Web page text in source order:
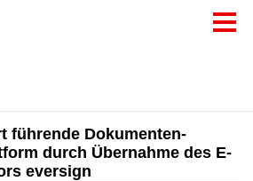
führende Dokumenten-
durch Übernahme des E-
eversign